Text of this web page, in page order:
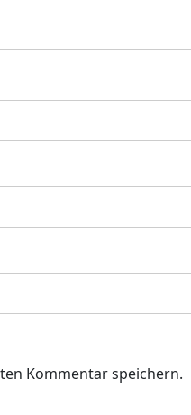
Kommentar speichern.